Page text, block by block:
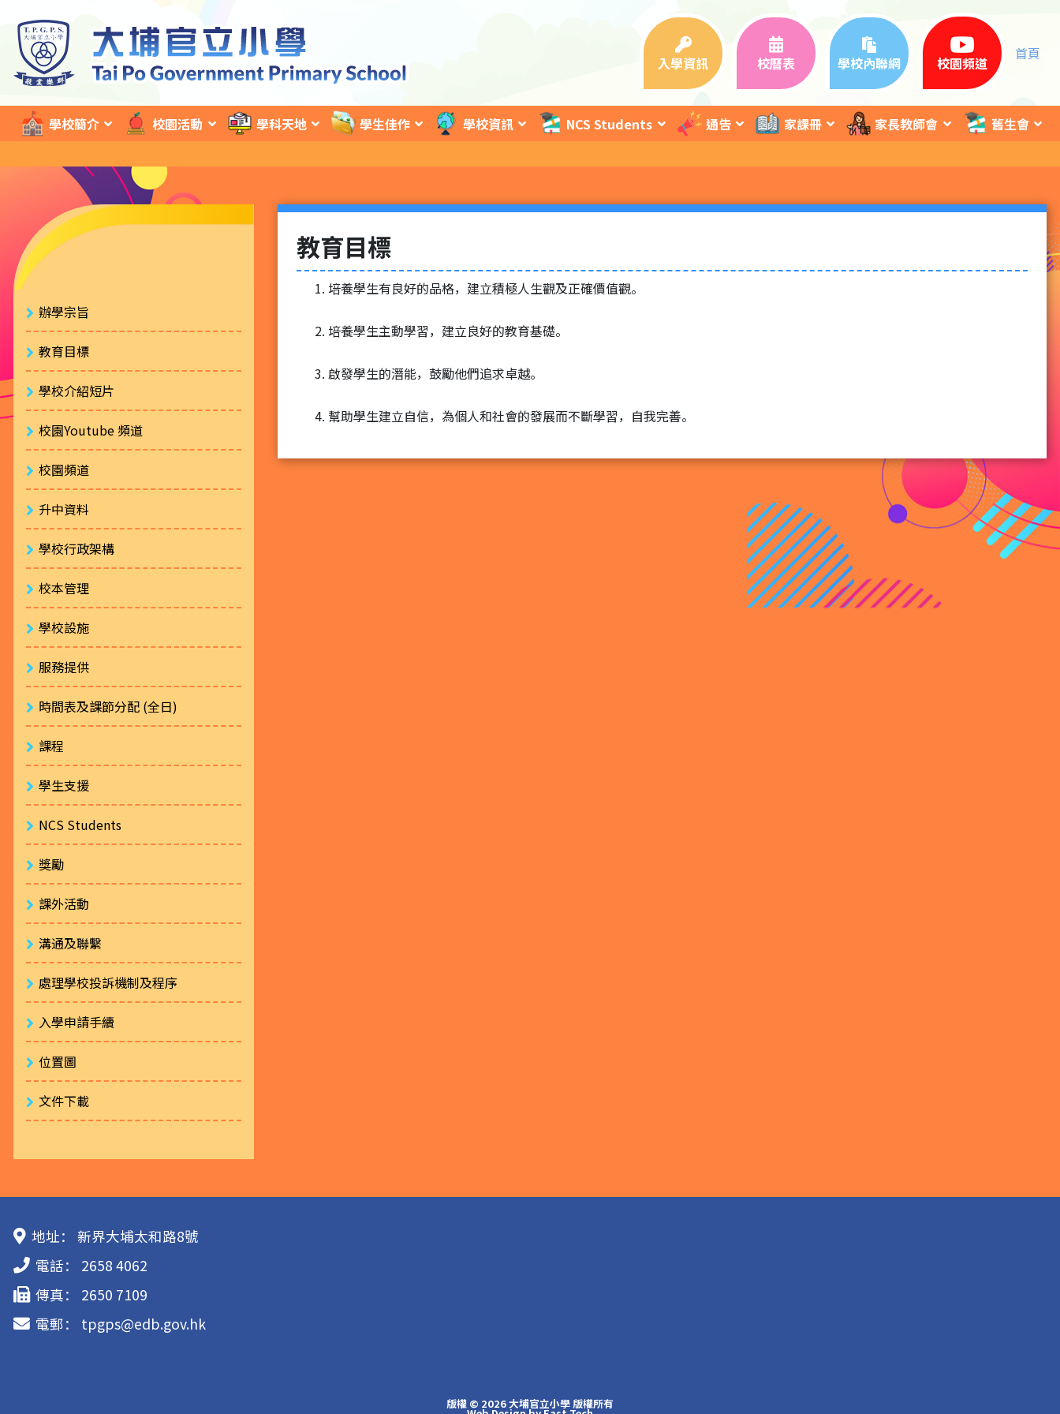
入學資訊 校曆表 學校內聯網 校園頻道
首頁
學校簡介 校園活動 學科天地 學生佳作 學校資訊 NCS Students 通告 家課冊 家長教師會 舊生會
辦學宗旨
教育目標
學校介紹短片
校園Youtube 頻道
校園頻道
升中資料
學校行政架構
校本管理
學校設施
服務提供
時間表及課節分配 (全日)
課程
學生支援
NCS Students
獎勵
課外活動
溝通及聯繫
處理學校投訴機制及程序
入學申請手續
位置圖
文件下載
教育目標
培養學生有良好的品格，建立積極人生觀及正確價值觀。
培養學生主動學習，建立良好的教育基礎。
啟發學生的潛能，鼓勵他們追求卓越。
幫助學生建立自信，為個人和社會的發展而不斷學習，自我完善。
地址：
新界大埔太和路8號
電話：
2658 4062
傳真：
2650 7109
電郵：
tpgps@edb.gov.hk
版權 © 2026 大埔官立小學 版權所有